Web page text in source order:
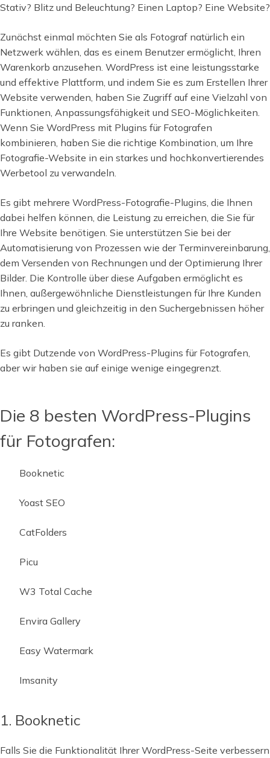
Stativ? Blitz und Beleuchtung? Einen Laptop? Eine Website?
Zunächst einmal möchten Sie als Fotograf natürlich ein
Netzwerk wählen, das es einem Benutzer ermöglicht, Ihren
Warenkorb anzusehen. WordPress ist eine leistungsstarke
und effektive Plattform, und indem Sie es zum Erstellen Ihrer
Website verwenden, haben Sie Zugriff auf eine Vielzahl von
Funktionen, Anpassungsfähigkeit und SEO-Möglichkeiten.
Wenn Sie WordPress mit Plugins für Fotografen
kombinieren, haben Sie die richtige Kombination, um Ihre
Fotografie-Website in ein starkes und hochkonvertierendes
Werbetool zu verwandeln.
Es gibt mehrere WordPress-Fotografie-Plugins, die Ihnen
dabei helfen können, die Leistung zu erreichen, die Sie für
Ihre Website benötigen. Sie unterstützen Sie bei der
Automatisierung von Prozessen wie der Terminvereinbarung,
dem Versenden von Rechnungen und der Optimierung Ihrer
Bilder. Die Kontrolle über diese Aufgaben ermöglicht es
Ihnen, außergewöhnliche Dienstleistungen für Ihre Kunden
zu erbringen und gleichzeitig in den Suchergebnissen höher
zu ranken.
Es gibt Dutzende von WordPress-Plugins für Fotografen,
aber wir haben sie auf einige wenige eingegrenzt.
Die 8 besten WordPress-Plugins
für Fotografen:
Booknetic
Yoast SEO
CatFolders
Picu
W3 Total Cache
Envira Gallery
Easy Watermark
Imsanity
1. Booknetic
Falls Sie die Funktionalität Ihrer WordPress-Seite verbessern